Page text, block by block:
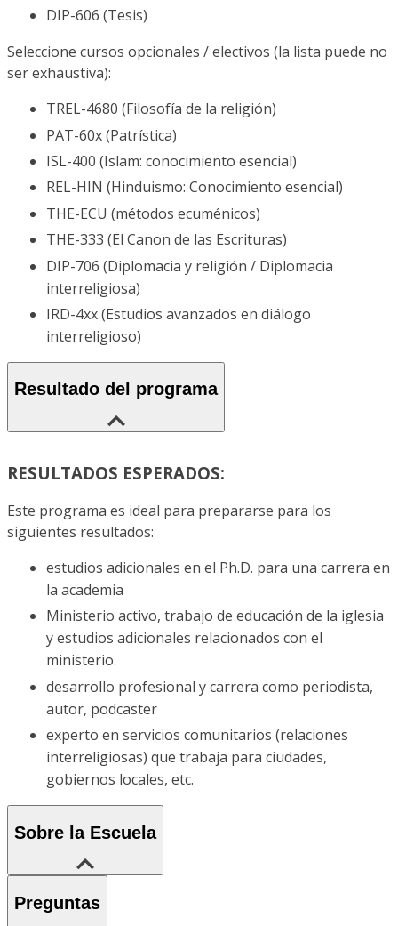
DIP-606 (Tesis)
Seleccione cursos opcionales / electivos (la lista puede no
ser exhaustiva):
TREL-4680 (Filosofía de la religión)
PAT-60x (Patrística)
ISL-400 (Islam: conocimiento esencial)
REL-HIN (Hinduismo: Conocimiento esencial)
THE-ECU (métodos ecuménicos)
THE-333 (El Canon de las Escrituras)
DIP-706 (Diplomacia y religión / Diplomacia
interreligiosa)
IRD-4xx (Estudios avanzados en diálogo
interreligioso)
Resultado del programa
RESULTADOS ESPERADOS:
Este programa es ideal para prepararse para los
siguientes resultados:
estudios adicionales en el Ph.D. para una carrera en
la academia
Ministerio activo, trabajo de educación de la iglesia
y estudios adicionales relacionados con el
ministerio.
desarrollo profesional y carrera como periodista,
autor, podcaster
experto en servicios comunitarios (relaciones
interreligiosas) que trabaja para ciudades,
gobiernos locales, etc.
Sobre la Escuela
Preguntas